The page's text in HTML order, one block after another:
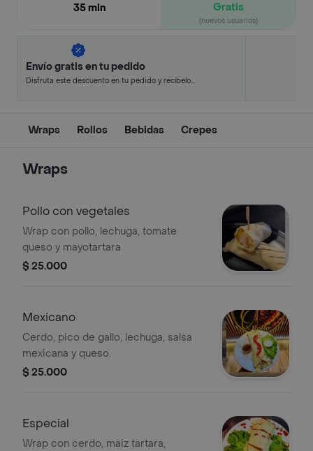
35 min
Gratis
(nuevos usuarios)
Envío gratis en tu pedido
Disfruta este descuento en tu pedido y recíbelo
Wraps Rollos Bebidas Crepes
Wraps
Pollo con vegetales
Wrap con pollo, lechuga, tomate
queso y mayotartara
$ 25.000
Mexicano
Cerdo, pico de gallo, lechuga, salsa
mexicana y queso.
$ 25.000
Especial
Wrap con cerdo, maiz tartara,